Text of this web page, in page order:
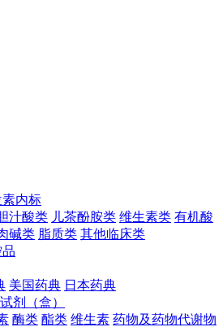
内标
汁酸类 儿茶酚胺类 维生素类 有机酸
碱类 脂质类 其他临床类
美国药典 日本药典
剂（盒）
酶类 酯类 维生素 药物及药物代谢物